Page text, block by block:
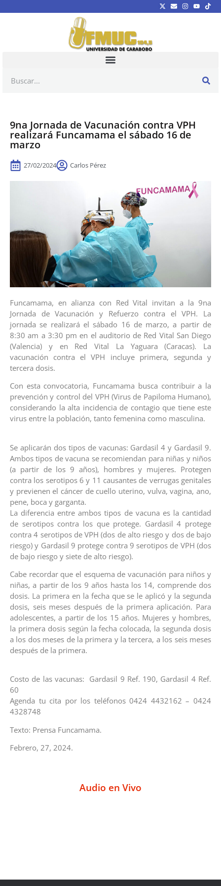
9na Jornada de Vacunación contra VPH
realizará Funcamama el sábado 16 de
marzo
27/02/2024 Carlos Pérez
Funcamama, en alianza con Red Vital invitan a la 9na
Jornada de Vacunación y Refuerzo contra el VPH. La
jornada se realizará el sábado 16 de marzo, a partir de
8:30 am a 3:30 pm en el auditorio de Red Vital San Diego
(Valencia) y en Red Vital La Yaguara (Caracas). La
vacunación contra el VPH incluye primera, segunda y
tercera dosis.
Con esta convocatoria, Funcamama busca contribuir a la
prevención y control del VPH (Virus de Papiloma Humano),
considerando la alta incidencia de contagio que tiene este
virus entre la población, tanto femenina como masculina.
Se aplicarán dos tipos de vacunas: Gardasil 4 y Gardasil 9.
Ambos tipos de vacuna se recomiendan para niñas y niños
(a partir de los 9 años), hombres y mujeres. Protegen
contra los serotipos 6 y 11 causantes de verrugas genitales
y previenen el cáncer de cuello uterino, vulva, vagina, ano,
pene, boca y garganta.
La diferencia entre ambos tipos de vacuna es la cantidad
de serotipos contra los que protege. Gardasil 4 protege
contra 4 serotipos de VPH (dos de alto riesgo y dos de bajo
riesgo) y Gardasil 9 protege contra 9 serotipos de VPH (dos
de bajo riesgo y siete de alto riesgo).
Cabe recordar que el esquema de vacunación para niños y
niñas, a partir de los 9 años hasta los 14, comprende dos
dosis. La primera en la fecha que se le aplicó y la segunda
dosis, seis meses después de la primera aplicación. Para
adolescentes, a partir de los 15 años. Mujeres y hombres,
la primera dosis según la fecha colocada, la segunda dosis
a los dos meses de la primera y la tercera, a los seis meses
después de la primera.
Costo de las vacunas: Gardasil 9 Ref. 190, Gardasil 4 Ref.
60
Agenda tu cita por los teléfonos 0424 4432162 – 0424
4328748
Texto: Prensa Funcamama.
Febrero, 27, 2024.
Audio en Vivo